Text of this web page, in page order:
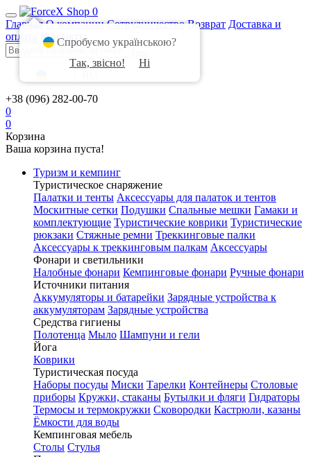
0
Главная О компании Сотрудничество Возврат Доставка и
оплата
Контакты
+38 (096) 282-00-70
0
0
Корзина
Ваша корзина пуста!
Туризм и кемпинг
Туристическое снаряжение
Палатки и тенты Аксессуары для палаток и тентов
Москитные сетки Подушки Спальные мешки Гамаки и
комплектующие Туристические коврики Туристические
рюкзаки Стяжные ремни Треккинговые палки
Аксессуары к треккинговым палкам Аксессуары
Фонари и светильники
Налобные фонари Кемпинговые фонари Ручные фонари
Источники питания
Аккумуляторы и батарейки Зарядные устройства к
аккумуляторам Зарядные устройства
Средства гигиены
Полотенца Мыло Шампуни и гели
Йога
Коврики
Туристическая посуда
Наборы посуды Миски Тарелки Контейнеры Столовые
приборы Кружки, стаканы Бутылки и фляги Гидраторы
Термосы и термокружки Сковородки Кастрюли, казаны
Ёмкости для воды
Кемпинговая мебель
Столы Стулья
Спробуємо українською?
Так, звісно!
Ні